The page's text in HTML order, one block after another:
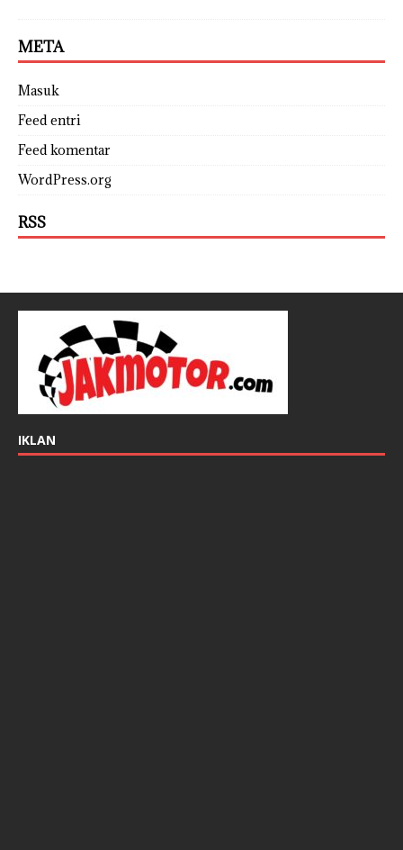
META
Masuk
Feed entri
Feed komentar
WordPress.org
RSS
IKLAN